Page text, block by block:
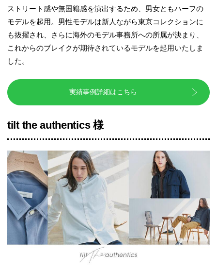
ストリート感や無国籍感を演出するため、男女ともハーフの
モデルを起用。男性モデルは新人ながら東京コレクションに
も抜擢され、さらに海外のモデル事務所への所属が決まり、
これからのブレイクが期待されているモデルを起用いたしま
した。
実績事例詳細はこちら
tilt the authentics 様